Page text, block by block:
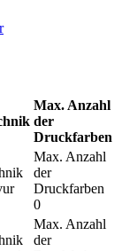
Max. Anzahl
der
Druckfarben
Max. Anzahl
der
Druckfarben
0
Max. Anzahl
der